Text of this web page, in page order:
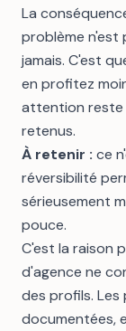
La
problème n'est
jamais. C'est
en profitez
attention reste
retenus.
À retenir : ce
réversibilité
sérieusement
pouce.
C'est la raison
d'agence ne
des profils.
documentées,